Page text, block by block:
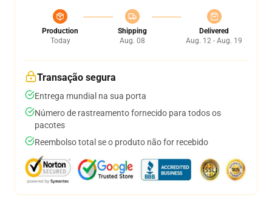
Production
Today
Shipping
Aug. 08
Delivered
Aug. 12 - Aug. 19
Transação segura
Entrega mundial na sua porta
Número de rastreamento fornecido para todos os
pacotes
Reembolso total se o produto não for recebido